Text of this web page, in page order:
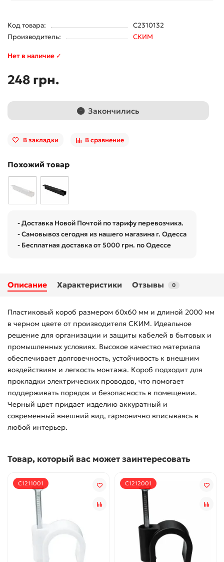
Код товара:
С2310132
Производитель:
СКИМ
Нет в наличие ✓
248 грн.
Закончились
В закладки В сравнение
Похожий товар
- Доставка Новой Почтой по тарифу перевозчика.
- Самовывоз сегодня из нашего магазина г. Одесса
- Бесплатная доставка от 5000 грн. по Одессе
Описание Характеристики Отзывы 0
Пластиковый короб размером 60x60 мм и длиной 2000 мм
в черном цвете от производителя СКИМ. Идеальное
решение для организации и защиты кабелей в бытовых и
промышленных условиях. Высокое качество материала
обеспечивает долговечность, устойчивость к внешним
воздействиям и легкость монтажа. Короб подходит для
прокладки электрических проводов, что помогает
поддерживать порядок и безопасность в помещении.
Черный цвет придает изделию аккуратный и
современный внешний вид, гармонично вписываясь в
любой интерьер.
Товар, который вас может заинтересовать
С1211001 С1212001